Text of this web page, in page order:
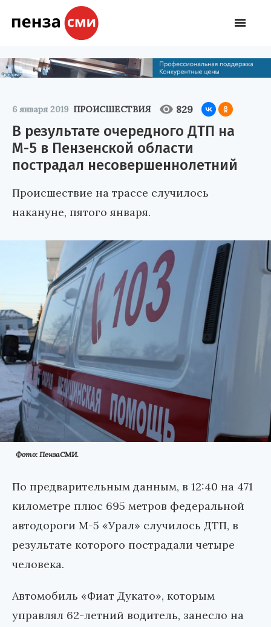
6 января 2019 ПРОИСШЕСТВИЯ 829
В результате очередного ДТП на
М-5 в Пензенской области
пострадал несовершеннолетний
Происшествие на трассе случилось
накануне, пятого января.
Фото: ПензаСМИ.
По предварительным данным, в 12:40 на 471
километре плюс 695 метров федеральной
автодороги М-5 «Урал» случилось ДТП, в
результате которого пострадали четыре
человека.
Автомобиль «Фиат Дукато», которым
управлял 62-летний водитель, занесло на